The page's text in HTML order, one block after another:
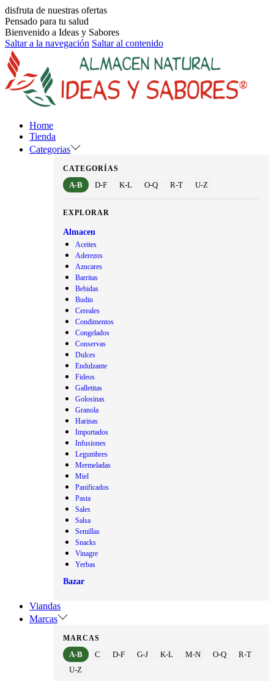
disfruta de nuestras ofertas
Pensado para tu salud
Bienvenido a Ideas y Sabores
Saltar a la navegación Saltar al contenido
Home
Tienda
Categorias
CATEGORÍAS
A-B D-F K-L O-Q R-T U-Z
EXPLORAR
Almacen
Aceites
Aderezos
Azucares
Barritas
Bebidas
Budin
Cereales
Condimentos
Congelados
Conservas
Dulces
Endulzante
Fideos
Galletitas
Golosinas
Granola
Harinas
Importados
Infusiones
Legumbres
Mermeladas
Miel
Panificados
Pasta
Sales
Salsa
Semillas
Snacks
Vinagre
Yerbas
Bazar
Viandas
Marcas
MARCAS
A-B C D-F G-J K-L M-N O-Q
R-T
U-Z